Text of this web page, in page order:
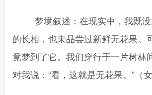
梦境叙述：在现实中，我既没
的长相，也未品尝过新鲜无花果。
竟梦到了它。我们穿行于一片树林
对我说：“看，这就是无花果。”（